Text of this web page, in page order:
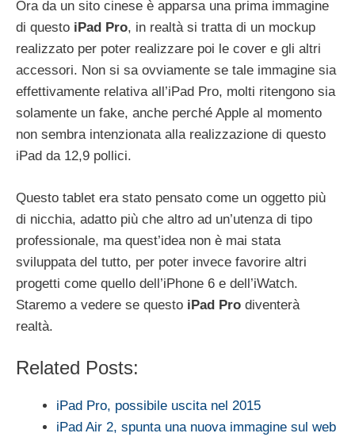
Ora da un sito cinese è apparsa una prima immagine
di questo iPad Pro, in realtà si tratta di un mockup
realizzato per poter realizzare poi le cover e gli altri
accessori. Non si sa ovviamente se tale immagine sia
effettivamente relativa all’iPad Pro, molti ritengono sia
solamente un fake, anche perché Apple al momento
non sembra intenzionata alla realizzazione di questo
iPad da 12,9 pollici.
Questo tablet era stato pensato come un oggetto più
di nicchia, adatto più che altro ad un’utenza di tipo
professionale, ma quest’idea non è mai stata
sviluppata del tutto, per poter invece favorire altri
progetti come quello dell’iPhone 6 e dell’iWatch.
Staremo a vedere se questo iPad Pro diventerà
realtà.
Related Posts:
iPad Pro, possibile uscita nel 2015
iPad Air 2, spunta una nuova immagine sul web